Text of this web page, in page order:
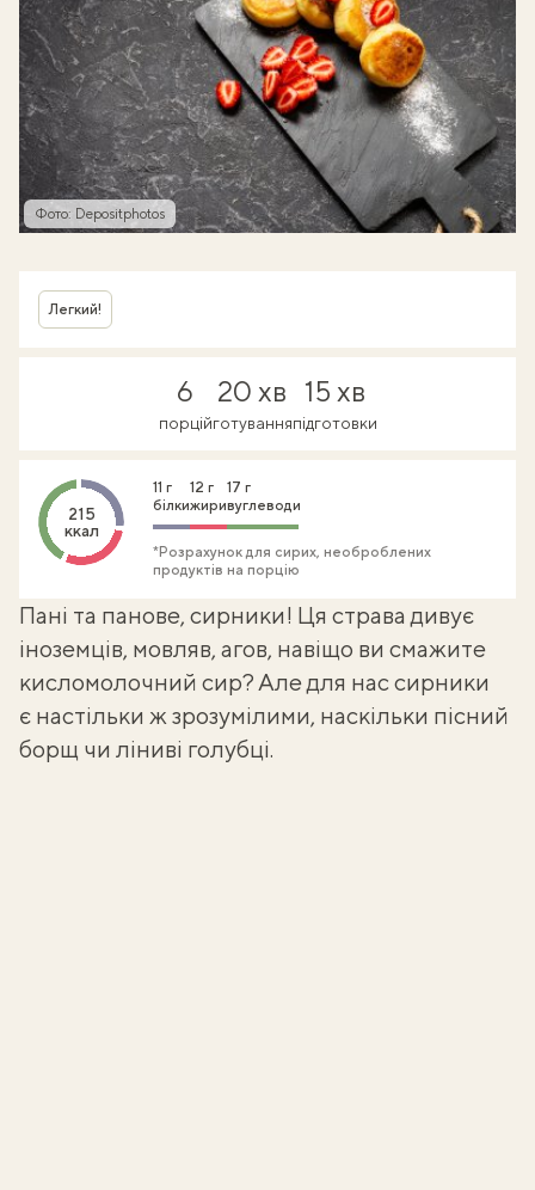
Фото: Depositphotos
Легкий!
6
порцій
20 хв
готування
15 хв
підготовки
215
ккал
11 г
білки
12 г
жири
17 г
вуглеводи
*Розрахунок для сирих, необроблених
продуктів на порцію
Пані та панове, сирники! Ця страва дивує
іноземців, мовляв, агов, навіщо ви смажите
кисломолочний сир? Але для нас сирники
є настільки ж зрозумілими, наскільки пісний
борщ чи ліниві голубці.